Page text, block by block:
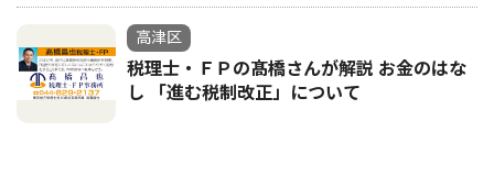
高津区
税理士・ＦＰの髙橋さんが解説 お金のはな
し 「進む税制改正」について